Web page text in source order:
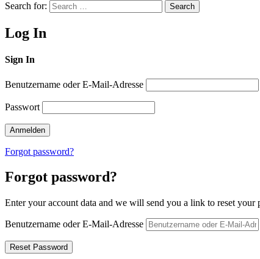
Search for: Search
Log In
Sign In
Benutzername oder E-Mail-Adresse
Passwort
Forgot password?
Forgot password?
Enter your account data and we will send you a link to reset your
Benutzername oder E-Mail-Adresse